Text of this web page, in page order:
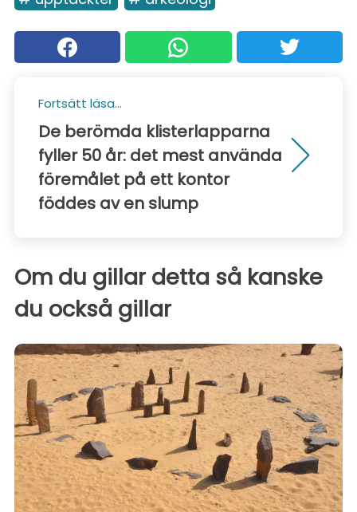
Fortsätt läsa...
De berömda klisterlapparna
fyller 50 år: det mest använda
föremålet på ett kontor
föddes av en slump
Om du gillar detta så kanske
du också gillar